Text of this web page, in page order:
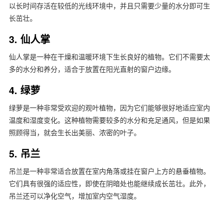
以长时间存活在较低的光线环境中，并且只需要少量的水分即可生
长茁壮。
3. 仙人掌
仙人掌是一种在干燥和温暖环境下生长良好的植物。它们不需要太
多的水分和养分，适合于放置在阳光直射的窗户边缘。
4. 绿萝
绿萝是一种非常受欢迎的观叶植物，因为它们能够很好地适应室内
温度和湿度变化。这种植物需要较多的水分和充足通风，但是如果
照顾得当，就会生长出美丽、浓密的叶子。
5. 吊兰
吊兰是一种非常适合放置在室内角落或挂在窗户上方的悬垂植物。
它们具有很强的适应性，即使在阴暗处也能继续成长茁壮。此外，
吊兰还可以净化空气，增加室内空气湿度。